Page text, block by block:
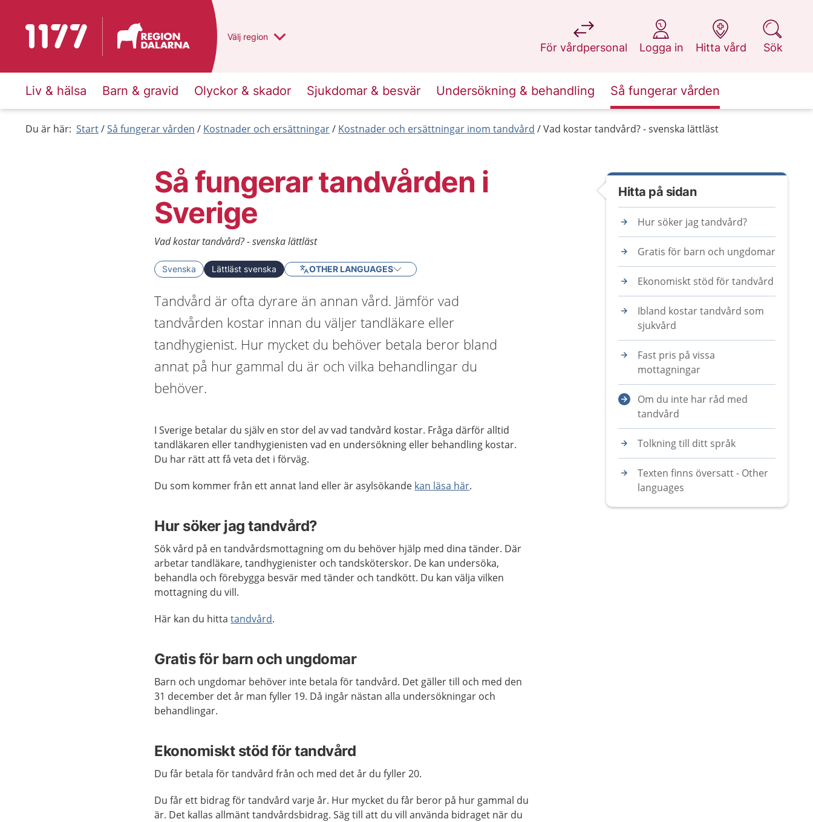
Till startsidan för 1177 Du har valt region
Välj en annan
region
För vårdpersonal
på 1177.se
Logga in
på 1177.se
Hitta vård
på 1177.se
Sök
på 1177.se
Liv & hälsa Barn & gravid Olyckor & skador Sjukdomar & besvär Undersökning & behandling Så fungerar vården
Du är här: Start Så fungerar vården Kostnader och ersättningar Kostnader och ersättningar inom tandvård Vad kostar tandvård? - svenska lättläst
Så fungerar tandvården i
Sverige
Vad kostar tandvård? - svenska lättläst
Svenska Lättläst svenska OTHER LANGUAGES
Tandvård är ofta dyrare än annan vård. Jämför vad
tandvården kostar innan du väljer tandläkare eller
tandhygienist. Hur mycket du behöver betala beror bland
annat på hur gammal du är och vilka behandlingar du
behöver.
I Sverige betalar du själv en stor del av vad tandvård kostar. Fråga därför alltid
tandläkaren eller tandhygienisten vad en undersökning eller behandling kostar.
Du har rätt att få veta det i förväg.
Du som kommer från ett annat land eller är asylsökande kan läsa här.
Hur söker jag tandvård?
Sök vård på en tandvårdsmottagning om du behöver hjälp med dina tänder. Där
arbetar tandläkare, tandhygienister och tandsköterskor. De kan undersöka,
behandla och förebygga besvär med tänder och tandkött. Du kan välja vilken
mottagning du vill.
Här kan du hittatandvård.
Gratis för barn och ungdomar
Barn och ungdomar behöver inte betala för tandvård. Det gäller till och med den
31 december det år man fyller 19. Då ingår nästan alla undersökningar och
behandlingar.
Ekonomiskt stöd för tandvård
Du får betala för tandvård från och med det år du fyller 20.
Du får ett bidrag för tandvård varje år. Hur mycket du får beror på hur gammal du
är. Det kallas allmänt tandvårdsbidrag. Säg till att du vill använda bidraget när du
Hitta på sidan
Hur söker jag tandvård?
Gratis för barn och ungdomar
Ekonomiskt stöd för tandvård
Ibland kostar tandvård som
sjukvård
Fast pris på vissa
mottagningar
Om du inte har råd med
tandvård
Tolkning till ditt språk
Texten finns översatt - Other
languages